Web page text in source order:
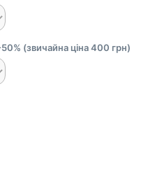
(звичайна ціна 400 грн)